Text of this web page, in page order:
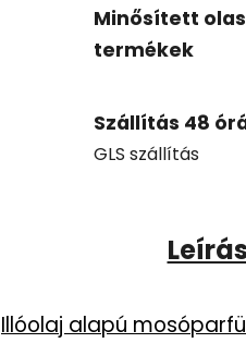
Minősített
termékek
Szállítás 48
GLS szállítás
Leírás
Illóolaj alapú